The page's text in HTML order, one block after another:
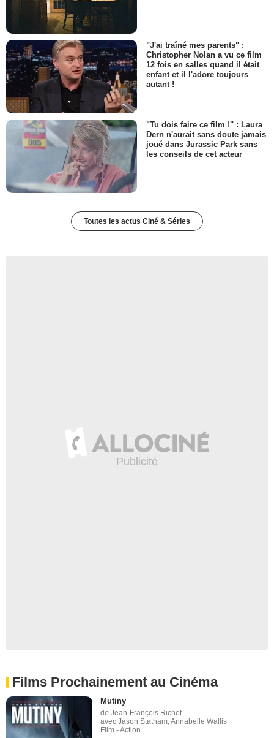
"J'ai traîné mes parents" :
Christopher Nolan a vu ce film
12 fois en salles quand il était
enfant et il l'adore toujours
autant !
"Tu dois faire ce film !" : Laura
Dern n'aurait sans doute jamais
joué dans Jurassic Park sans
les conseils de cet acteur
Toutes les actus Ciné & Séries
Films Prochainement au Cinéma
Mutiny
de Jean-François Richet
avec Jason Statham, Annabelle Wallis
Film - Action